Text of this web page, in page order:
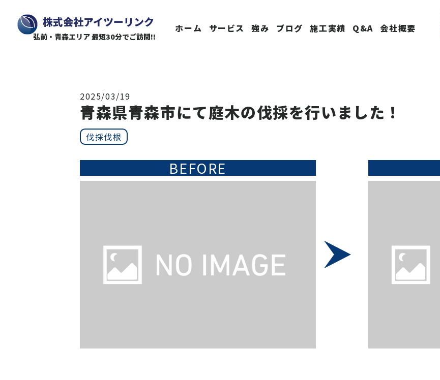
株式会社アイツーリンク
弘前・青森エリア 最短30分でご訪問!!
ホーム サービス 強み ブログ 施工実績 Q&A 会社概要
2025/03/19
青森県青森市にて庭木の伐採を行いました！
伐採伐根
BEFORE